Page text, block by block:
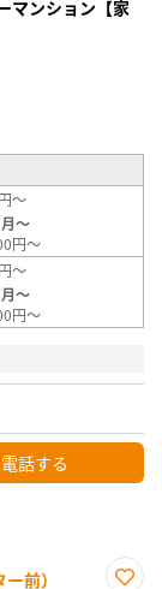
マンション【家
～
～
円～
～
～
円～
電話する
前）